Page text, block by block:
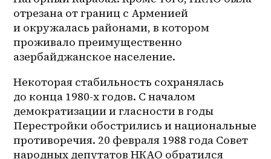
отрезана от границ с Арменией
и окружалась районами, в котором
проживало преимущественно
азербайджанское население.
Некоторая стабильность сохранялась
до конца 1980-х годов. С началом
демократизации и гласности в годы
Перестройки обострились и национальные
противоречия. 20 февраля 1988 года Совет
народных депутатов НКАО обратился